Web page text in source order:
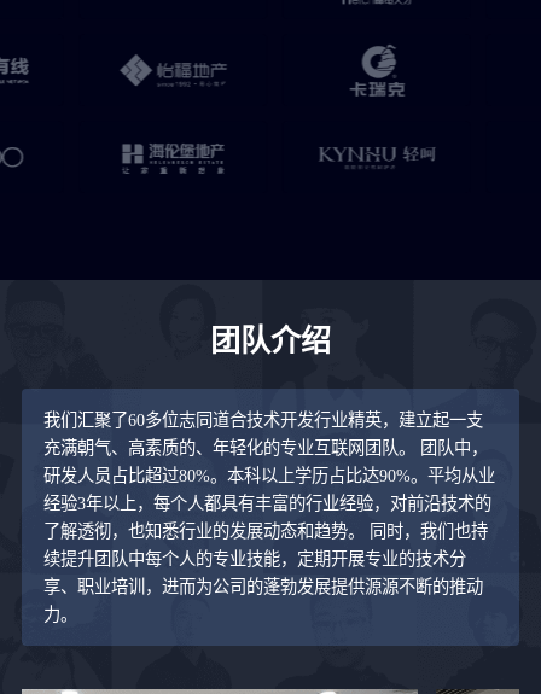
团队介绍
我们汇聚了60多位志同道合技术开发行业精英，建立起一支
充满朝气、高素质的、年轻化的专业互联网团队。 团队中，
研发人员占比超过80%。本科以上学历占比达90%。平均从业
经验3年以上，每个人都具有丰富的行业经验，对前沿技术的
了解透彻，也知悉行业的发展动态和趋势。 同时，我们也持
续提升团队中每个人的专业技能，定期开展专业的技术分
享、职业培训，进而为公司的蓬勃发展提供源源不断的推动
力。